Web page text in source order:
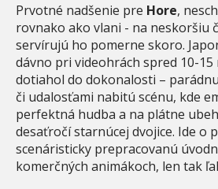
Prvotné nadšenie pre Hore,
rovnako ako vlani - na neskoršiu
servírujú ho pomerne skoro.
dávno pri videohrách spred 10-
dotiahol do dokonalosti –
či udalosťami nabitú scénu, kde
perfektná hudba a na plátne
desaťročí starnúcej dvojice. Ide o
scenáristicky prepracovanú
komerčných animákoch, len tak